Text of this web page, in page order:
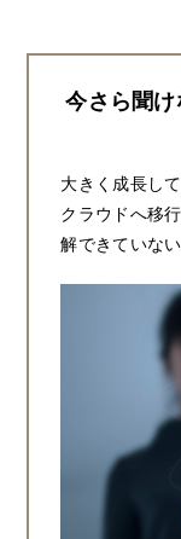
今さら聞
大きく成長し
クラウドへ移
解できていな